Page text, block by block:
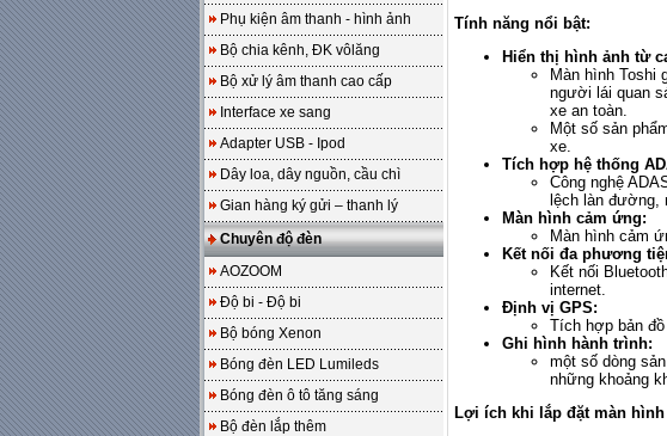
Phụ kiện âm thanh - hình ảnh
Bộ chia kênh, ĐK vôlăng
Bộ xử lý âm thanh cao cấp
Interface xe sang
Adapter USB - Ipod
Dây loa, dây nguồn, cầu chì
Gian hàng ký gửi – thanh lý
Chuyên độ đèn
AOZOOM
Độ bi - Độ bi
Bộ bóng Xenon
Bóng đèn LED Lumileds
Bóng đèn ô tô tăng sáng
Bộ đèn lắp thêm
Tính năng nổi bật:
Hiển thị hình ảnh từ
Màn hình Toshi
người lái quan
xe an toàn.
Một số sản
xe.
Tích hợp hệ thống
Công nghệ
lệch làn đường,
Màn hình cảm ứng:
Màn hình cảm
Kết nối đa phương
Kết nối
internet.
Định vị GPS:
Tích hợp bản
Ghi hình hành trình:
một số dòng
những khoảng
Lợi ích khi lắp đặt màn